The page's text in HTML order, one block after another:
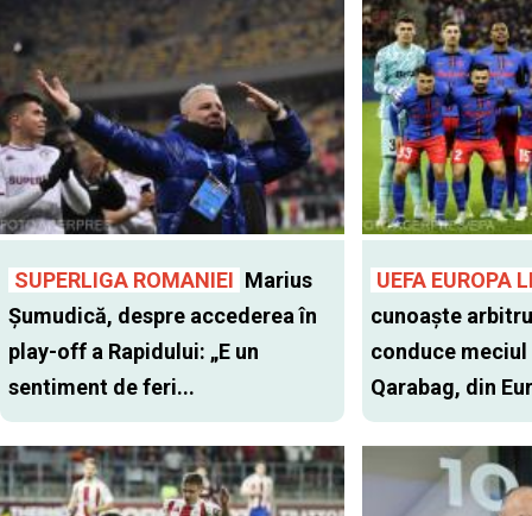
SUPERLIGA ROMANIEI Marius
Șumudică, despre accederea în
play-off a Rapidului: „E un
sentiment de feri...
UEFA EUROPA
cunoaște
conduce meciul
Qarabag, din